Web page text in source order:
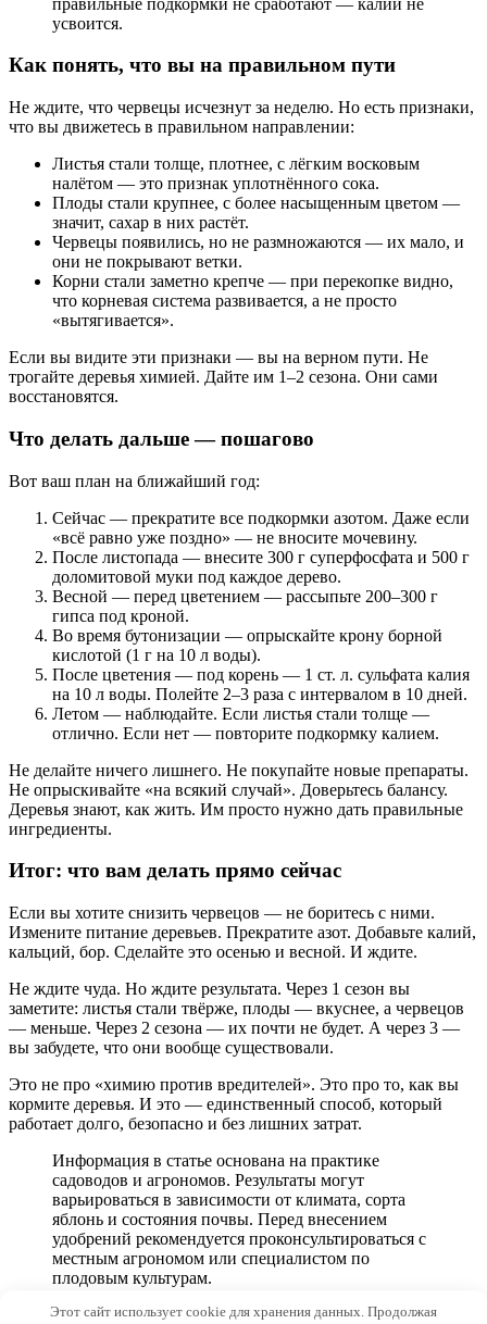
усвоится.
Как понять, что вы на правильном пути
Не ждите, что червецы исчезнут за неделю. Но есть признаки,
что вы движетесь в правильном направлении:
Листья стали толще, плотнее, с лёгким восковым
налётом — это признак уплотнённого сока.
Плоды стали крупнее, с более насыщенным цветом —
значит, сахар в них растёт.
Червецы появились, но не размножаются — их мало, и
они не покрывают ветки.
Корни стали заметно крепче — при перекопке видно,
что корневая система развивается, а не просто
«вытягивается».
Если вы видите эти признаки — вы на верном пути. Не
трогайте деревья химией. Дайте им 1–2 сезона. Они сами
восстановятся.
Что делать дальше — пошагово
Вот ваш план на ближайший год:
Сейчас — прекратите все подкормки азотом. Даже если
«всё равно уже поздно» — не вносите мочевину.
После листопада — внесите 300 г суперфосфата и 500 г
доломитовой муки под каждое дерево.
Весной — перед цветением — рассыпьте 200–300 г
гипса под кроной.
Во время бутонизации — опрыскайте крону борной
кислотой (1 г на 10 л воды).
После цветения — под корень — 1 ст. л. сульфата калия
на 10 л воды. Полейте 2–3 раза с интервалом в 10 дней.
Летом — наблюдайте. Если листья стали толще —
отлично. Если нет — повторите подкормку калием.
Не делайте ничего лишнего. Не покупайте новые препараты.
Не опрыскивайте «на всякий случай». Доверьтесь балансу.
Деревья знают, как жить. Им просто нужно дать правильные
ингредиенты.
Итог: что вам делать прямо сейчас
Если вы хотите снизить червецов — не боритесь с ними.
Измените питание деревьев. Прекратите азот. Добавьте калий,
кальций, бор. Сделайте это осенью и весной. И ждите.
Не ждите чуда. Но ждите результата. Через 1 сезон вы
заметите: листья стали твёрже, плоды — вкуснее, а червецов
— меньше. Через 2 сезона — их почти не будет. А через 3 —
вы забудете, что они вообще существовали.
Это не про «химию против вредителей». Это про то, как вы
кормите деревья. И это — единственный способ, который
работает долго, безопасно и без лишних затрат.
Информация в статье основана на практике
садоводов и агрономов. Результаты могут
варьироваться в зависимости от климата, сорта
яблонь и состояния почвы. Перед внесением
удобрений рекомендуется проконсультироваться с
местным агрономом или специалистом по
плодовым культурам.
© 2026 RusGumus.ru
Этот сайт использует cookie для хранения данных. Продолжая